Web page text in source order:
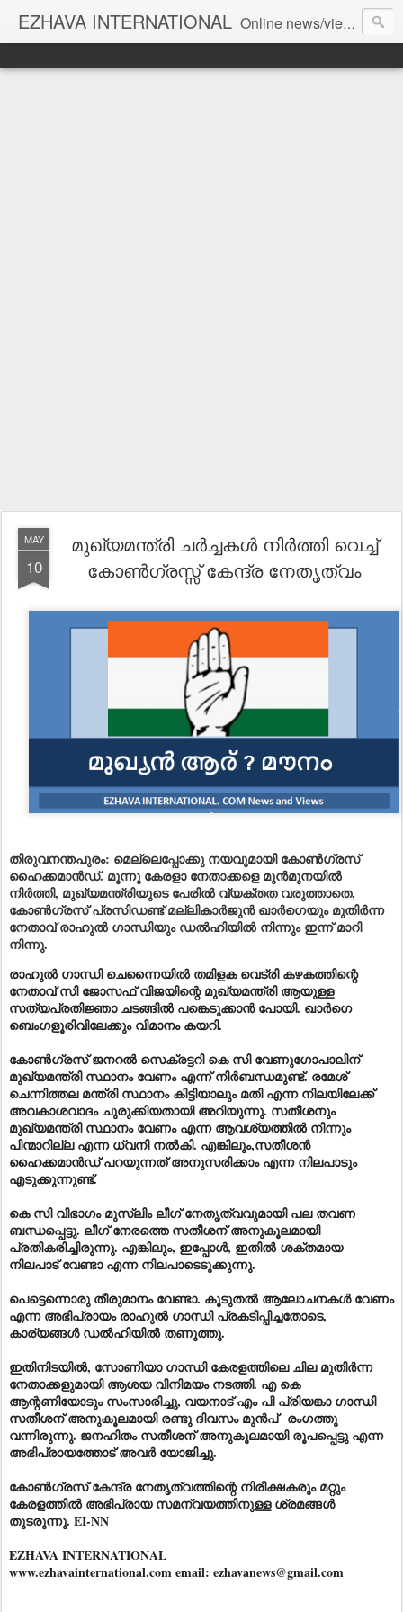
EZHAVA INTERNATIONAL Online news/views JOURNAL... Connecting the community worldwide Editorial Director: Prem Chandran
MAY
10
മുഖ്യമന്ത്രി ചർച്ചകൾ നിർത്തി വെച്ച്
കോൺഗ്രസ്സ് കേന്ദ്ര നേതൃത്വം
തിരുവനന്തപുരം: മെല്ലെപ്പോക്കു നയവുമായി കോൺഗ്രസ്
ഹൈക്കമാൻഡ്. മൂന്നു കേരളാ നേതാക്കളെ മുൻമുനയിൽ
നിർത്തി, മുഖ്യമന്ത്രിയുടെ പേരിൽ വ്യക്തത വരുത്താതെ,
കോൺഗ്രസ് പ്രസിഡണ്ട് മല്ലികാർജുൻ ഖാർഗെയും മുതിർന്ന
നേതാവ് രാഹുൽ ഗാന്ധിയും ഡൽഹിയിൽ നിന്നും ഇന്ന് മാറി
നിന്നു.
രാഹുൽ ഗാന്ധി ചെന്നൈയിൽ തമിളക വെട്രി കഴകത്തിന്റെ
നേതാവ് സി ജോസഫ് വിജയിന്റെ മുഖ്യമന്ത്രി ആയുള്ള
സത്യപ്രതിജ്ഞാ ചടങ്ങിൽ പങ്കെടുക്കാൻ പോയി. ഖാർഗെ
ബെംഗളൂരിവിലേക്കും വിമാനം കയറി.
കോൺഗ്രസ് ജനറൽ സെക്രട്ടറി കെ സി വേണുഗോപാലിന്
മുഖ്യമന്ത്രി സ്ഥാനം വേണം എന്ന് നിർബന്ധമുണ്ട്. രമേശ്
ചെന്നിത്തല മന്ത്രി സ്ഥാനം കിട്ടിയാലും മതി എന്ന നിലയിലേക്ക്
അവകാശവാദം ചുരുക്കിയതായി അറിയുന്നു. സതീശനും
മുഖ്യമന്ത്രി സ്ഥാനം വേണം എന്ന ആവശ്യത്തിൽ നിന്നും
പിന്മാറില്ല എന്ന ധ്വനി നൽകി. എങ്കിലും,സതീശൻ
ഹൈക്കമാൻഡ് പറയുന്നത് അനുസരിക്കാം എന്ന നിലപാടും
എടുക്കുന്നുണ്ട്.
കെ സി വിഭാഗം മുസ്ലിം ലീഗ് നേതൃത്വവുമായി പല തവണ
ബന്ധപ്പെട്ടു. ലീഗ് നേരത്തെ സതീശന് അനുകൂലമായി
പ്രതികരിച്ചിരുന്നു. എങ്കിലും, ഇപ്പോൾ, ഇതിൽ ശക്തമായ
നിലപാട് വേണ്ടാ എന്ന നിലപാടെടുക്കുന്നു.
പെട്ടെന്നൊരു തീരുമാനം വേണ്ടാ. കൂടുതൽ ആലോചനകൾ വേണം
എന്ന അഭിപ്രായം രാഹുൽ ഗാന്ധി പ്രകടിപ്പിച്ചതോടെ,
കാര്യങ്ങൾ ഡൽഹിയിൽ തണുത്തു.
ഇതിനിടയിൽ, സോണിയാ ഗാന്ധി കേരളത്തിലെ ചില മുതിർന്ന
നേതാക്കളുമായി ആശയ വിനിമയം നടത്തി. എ കെ
ആന്റണിയോടും സംസാരിച്ചു, വയനാട് എം പി പ്രിയങ്കാ ഗാന്ധി
സതീശന് അനുകൂലമായി രണ്ടു ദിവസംമുൻപ് രംഗത്തു
വന്നിരുന്നു. ജനഹിതം സതീശന് അനുകൂലമായി രൂപപ്പെട്ടു എന്ന
അഭിപ്രായത്തോട് അവർ യോജിച്ചു.
കോൺഗ്രസ് കേന്ദ്ര നേതൃത്വത്തിന്റെ നിരീക്ഷകരും മറ്റും
കേരളത്തിൽ അഭിപ്രായ സമന്വയത്തിനുള്ള ശ്രമങ്ങൾ
തുടരുന്നു. EI-NN
EZHAVA INTERNATIONAL
www.ezhavainternational.com email: ezhavanews@gmail.com